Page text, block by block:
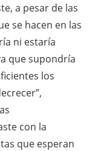
a pesar de las
se hacen en las
ni estaría
que supondría
los
con la
que esperan